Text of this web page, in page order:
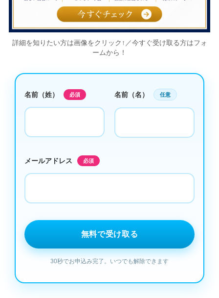
詳細を知りたい方は画像をクリック↑／今すぐ受け取る方はフォ
ームから！
名前（姓） 必須 名前（名） 任意
メールアドレス 必須